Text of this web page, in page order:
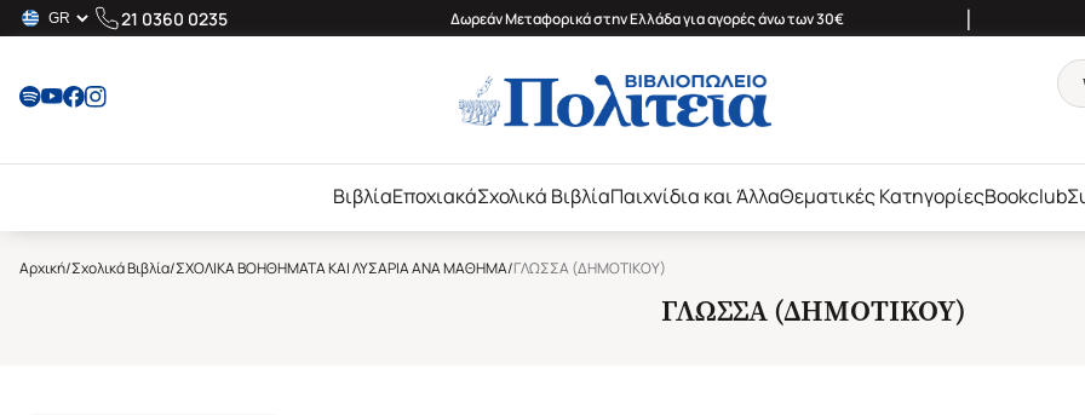
21 0360 0235 Δωρεάν Μεταφορικά στην Ελλάδα για αγορές άνω των 30€ |
ΒιβλίαΕποχιακάΣχολικά ΒιβλίαΠαιχνίδια και ΆλλαΘεματικές ΚατηγορίεςBookclub
Αρχική/Σχολικά Βιβλία/ΣΧΟΛΙΚΑ ΒΟΗΘΗΜΑΤΑ ΚΑΙ ΛΥΣΑΡΙΑ ΑΝΑ ΜΑΘΗΜΑ/ΓΛΩΣΣΑ (ΔΗΜΟΤΙΚΟΥ)
ΓΛΩΣΣΑ (ΔΗΜΟΤΙΚΟΥ)